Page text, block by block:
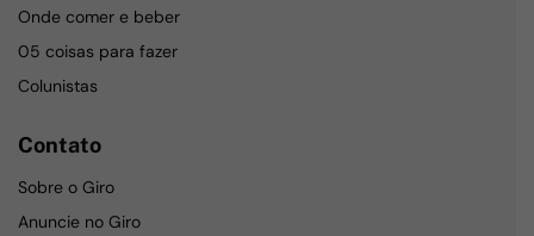
Onde comer e beber
05 coisas para fazer
Colunistas
Contato
Sobre o Giro
Anuncie no Giro